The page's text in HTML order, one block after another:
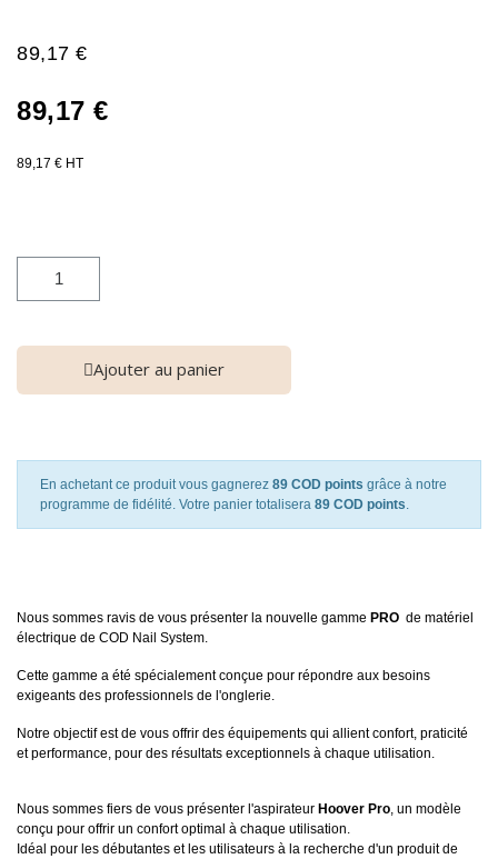
89,17 €
89,17 €
89,17 € HT
Ajouter au panier
En achetant ce produit vous gagnerez 89 COD points grâce à notre
programme de fidélité. Votre panier totalisera 89 COD points.
Nous sommes ravis de vous présenter la nouvelle gamme PRO de matériel
électrique de COD Nail System.
Cette gamme a été spécialement conçue pour répondre aux besoins
exigeants des professionnels de l'onglerie.
Notre objectif est de vous offrir des équipements qui allient confort, praticité
et performance, pour des résultats exceptionnels à chaque utilisation.
Nous sommes fiers de vous présenter l'aspirateur Hoover Pro, un modèle
conçu pour offrir un confort optimal à chaque utilisation.
Idéal pour les débutantes et les utilisateurs à la recherche d'un produit de